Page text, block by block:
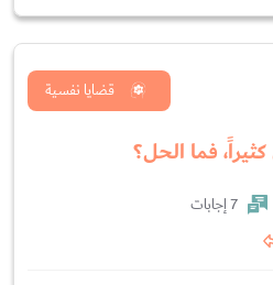
فما الحل؟
قضايا نفسية
7 إجابات